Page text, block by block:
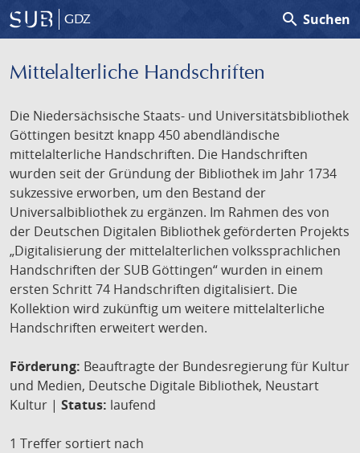
GDZ search Suchen
Mittelalterliche Handschriften
Die Niedersächsische Staats- und Universitätsbibliothek
Göttingen besitzt knapp 450 abendländische
mittelalterliche Handschriften. Die Handschriften
wurden seit der Gründung der Bibliothek im Jahr 1734
sukzessive erworben, um den Bestand der
Universalbibliothek zu ergänzen. Im Rahmen des von
der Deutschen Digitalen Bibliothek geförderten Projekts
„Digitalisierung der mittelalterlichen volkssprachlichen
Handschriften der SUB Göttingen“ wurden in einem
ersten Schritt 74 Handschriften digitalisiert. Die
Kollektion wird zukünftig um weitere mittelalterliche
Handschriften erweitert werden.
Förderung: Beauftragte der Bundesregierung für Kultur
und Medien, Deutsche Digitale Bibliothek, Neustart
Kultur | Status: laufend
1 Treffer sortiert nach